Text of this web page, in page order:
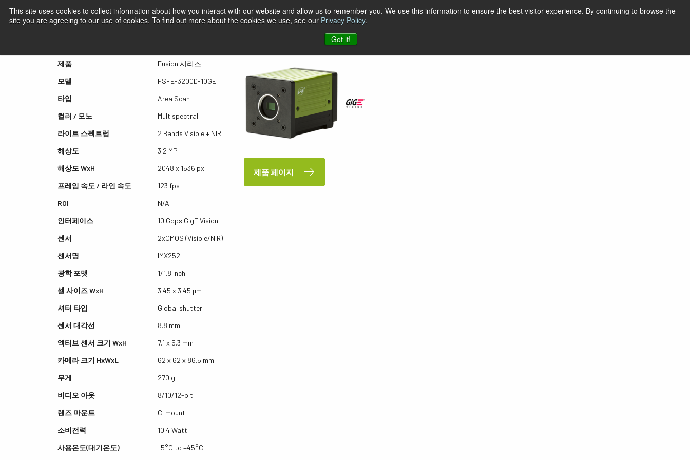
This site uses cookies to collect information about how you interact with our website and allow us to remember you. We use this information to ensure the best visitor experience. By continuing to browse the
site you are agreeing to our use of cookies. To find out more about the cookies we use, see our Privacy Policy.
Got it!
퀵뷰 FSFE-3200D-10GE
제품
Fusion 시리즈
모델
FSFE-3200D-10GE
타입
Area Scan
컬러 / 모노
Multispectral
라이트 스펙트럼
2 Bands Visible + NIR
해상도
3.2 MP
해상도 WxH
2048 x 1536 px
프레임 속도 / 라인 속도
123 fps
ROI
N/A
인터페이스
10 Gbps GigE Vision
센서
2xCMOS (Visible/NIR)
센서명
IMX252
광학 포맷
1/1.8 inch
셀 사이즈 WxH
3.45 x 3.45 µm
셔터 타입
Global shutter
센서 대각선
8.8 mm
엑티브 센서 크기 WxH
7.1 x 5.3 mm
카메라 크기 HxWxL
62 x 62 x 86.5 mm
무게
270 g
비디오 아웃
8/10/12-bit
렌즈 마운트
C-mount
소비전력
10.4 Watt
사용온도(대기온도)
-5°C to +45°C
제품 페이지